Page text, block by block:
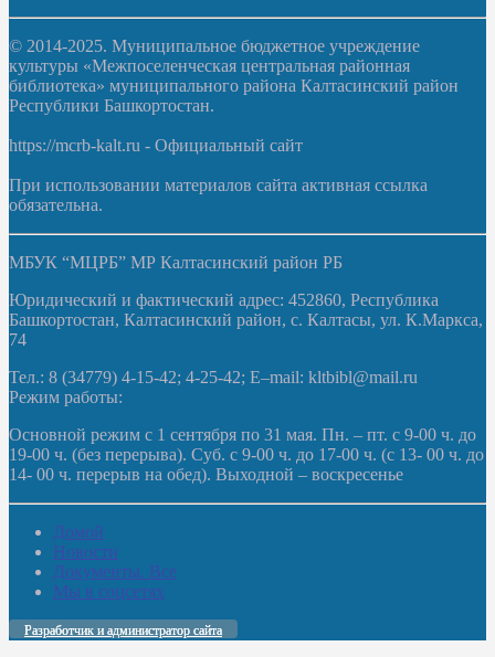
© 2014-2025. Муниципальное бюджетное учреждение
культуры «Межпоселенческая центральная районная
библиотека» муниципального района Калтасинский район
Республики Башкортостан.
https://mcrb-kalt.ru - Официальный сайт
При использовании материалов сайта активная ссылка
обязательна.
МБУК “МЦРБ” МР Калтасинский район РБ
Юридический и фактический адрес: 452860, Республика
Башкортостан, Калтасинский район, с. Калтасы, ул. К.Маркса,
74
Тел.: 8 (34779) 4-15-42; 4-25-42; E–mail: kltbibl@mail.ru
Режим работы:
Основной режим с 1 сентября по 31 мая. Пн. – пт. с 9-00 ч. до
19-00 ч. (без перерыва). Суб. с 9-00 ч. до 17-00 ч. (с 13- 00 ч. до
14- 00 ч. перерыв на обед). Выходной – воскресенье
Домой
Новости
Документы. Все
Мы в соцсетях
Разработчик и администратор сайта